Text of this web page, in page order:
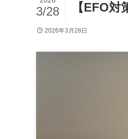
【EFO
3/28
2026年3月28日